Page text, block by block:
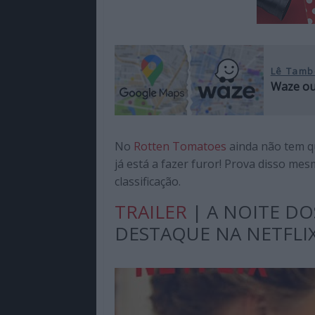
Lê
Waze
No Rotten Tomatoes ainda não tem
já está a fazer furor! Prova disso
classificação.
TRAILER | A NOITE
DESTAQUE NA